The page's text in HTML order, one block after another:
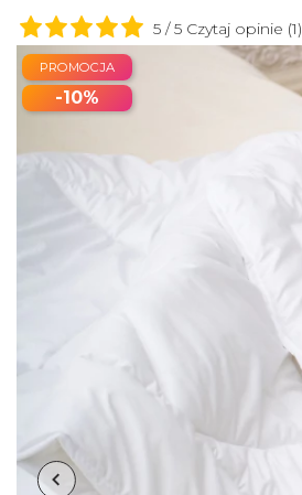
5 / 5 Czytaj opinie (1)
PROMOCJA
-10%